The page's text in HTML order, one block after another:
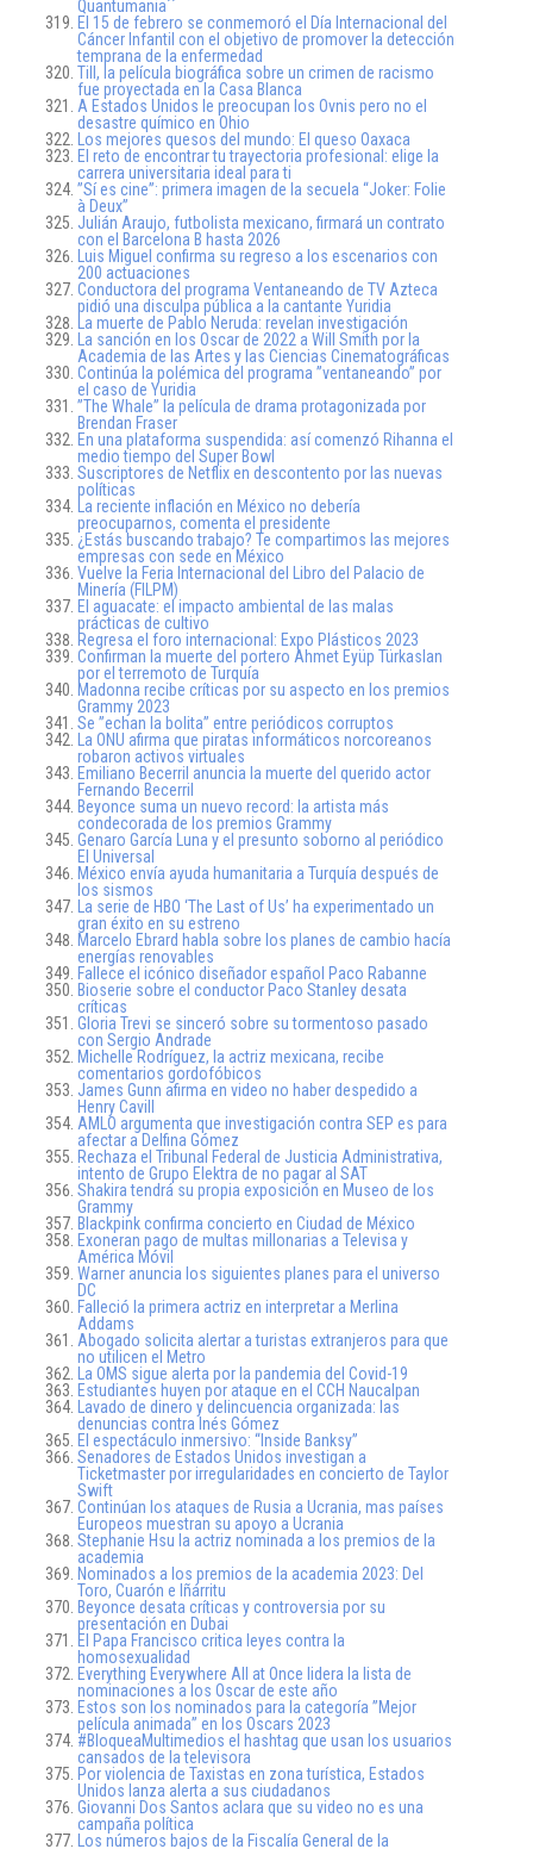
Quantumania´´
El 15 de febrero se conmemoró el Día Internacional del
Cáncer Infantil con el objetivo de promover la detección
temprana de la enfermedad
Till, la película biográfica sobre un crimen de racismo
fue proyectada en la Casa Blanca
A Estados Unidos le preocupan los Ovnis pero no el
desastre químico en Ohio
Los mejores quesos del mundo: El queso Oaxaca
El reto de encontrar tu trayectoria profesional: elige la
carrera universitaria ideal para ti
”Sí es cine”: primera imagen de la secuela “Joker: Folie
à Deux”
Julián Araujo, futbolista mexicano, firmará un contrato
con el Barcelona B hasta 2026
Luis Miguel confirma su regreso a los escenarios con
200 actuaciones
Conductora del programa Ventaneando de TV Azteca
pidió una disculpa pública a la cantante Yuridia
La muerte de Pablo Neruda: revelan investigación
La sanción en los Oscar de 2022 a Will Smith por la
Academia de las Artes y las Ciencias Cinematográficas
Continúa la polémica del programa ”ventaneando” por
el caso de Yuridia
”The Whale” la película de drama protagonizada por
Brendan Fraser
En una plataforma suspendida: así comenzó Rihanna el
medio tiempo del Super Bowl
Suscriptores de Netflix en descontento por las nuevas
políticas
La reciente inflación en México no debería
preocuparnos, comenta el presidente
¿Estás buscando trabajo? Te compartimos las mejores
empresas con sede en México
Vuelve la Feria Internacional del Libro del Palacio de
Minería (FILPM)
El aguacate: el impacto ambiental de las malas
prácticas de cultivo
Regresa el foro internacional: Expo Plásticos 2023
Confirman la muerte del portero Ahmet Eyüp Türkaslan
por el terremoto de Turquía
Madonna recibe críticas por su aspecto en los premios
Grammy 2023
Se ”echan la bolita” entre periódicos corruptos
La ONU afirma que piratas informáticos norcoreanos
robaron activos virtuales
Emiliano Becerril anuncia la muerte del querido actor
Fernando Becerril
Beyonce suma un nuevo record: la artista más
condecorada de los premios Grammy
Genaro García Luna y el presunto soborno al periódico
El Universal
México envía ayuda humanitaria a Turquía después de
los sismos
La serie de HBO ‘The Last of Us’ ha experimentado un
gran éxito en su estreno
Marcelo Ebrard habla sobre los planes de cambio hacía
energías renovables
Fallece el icónico diseñador español Paco Rabanne
Bioserie sobre el conductor Paco Stanley desata
críticas
Gloria Trevi se sinceró sobre su tormentoso pasado
con Sergio Andrade
Michelle Rodríguez, la actriz mexicana, recibe
comentarios gordofóbicos
James Gunn afirma en video no haber despedido a
Henry Cavill
AMLO argumenta que investigación contra SEP es para
afectar a Delfina Gómez
Rechaza el Tribunal Federal de Justicia Administrativa,
intento de Grupo Elektra de no pagar al SAT
Shakira tendrá su propia exposición en Museo de los
Grammy
Blackpink confirma concierto en Ciudad de México
Exoneran pago de multas millonarias a Televisa y
América Móvil
Warner anuncia los siguientes planes para el universo
DC
Falleció la primera actriz en interpretar a Merlina
Addams
Abogado solicita alertar a turistas extranjeros para que
no utilicen el Metro
La OMS sigue alerta por la pandemia del Covid-19
Estudiantes huyen por ataque en el CCH Naucalpan
Lavado de dinero y delincuencia organizada: las
denuncias contra Inés Gómez
El espectáculo inmersivo: “Inside Banksy”
Senadores de Estados Unidos investigan a
Ticketmaster por irregularidades en concierto de Taylor
Swift
Continúan los ataques de Rusia a Ucrania, mas países
Europeos muestran su apoyo a Ucrania
Stephanie Hsu la actriz nominada a los premios de la
academia
Nominados a los premios de la academia 2023: Del
Toro, Cuarón e Iñárritu
Beyonce desata críticas y controversia por su
presentación en Dubai
El Papa Francisco critica leyes contra la
homosexualidad
Everything Everywhere All at Once lidera la lista de
nominaciones a los Oscar de este año
Estos son los nominados para la categoría ”Mejor
película animada” en los Oscars 2023
#BloqueaMultimedios el hashtag que usan los usuarios
cansados de la televisora
Por violencia de Taxistas en zona turística, Estados
Unidos lanza alerta a sus ciudadanos
Giovanni Dos Santos aclara que su video no es una
campaña política
Los números bajos de la Fiscalía General de la